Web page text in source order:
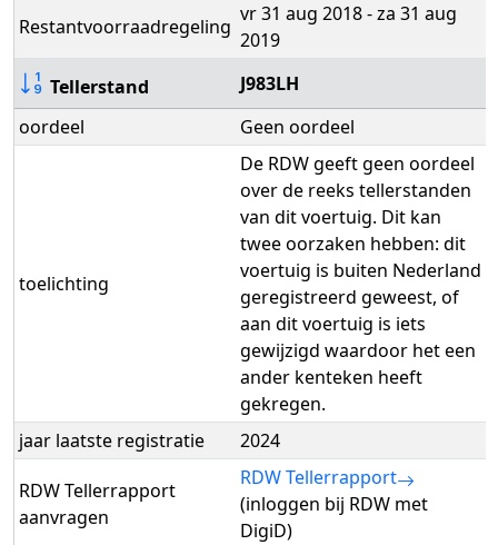
Restantvoorraadregeling
vr 31 aug 2018 - za 31 aug
2019
Tellerstand
J983LH
oordeel
Geen oordeel
toelichting
De RDW geeft geen oordeel
over de reeks tellerstanden
van dit voertuig. Dit kan
twee oorzaken hebben: dit
voertuig is buiten Nederland
geregistreerd geweest, of
aan dit voertuig is iets
gewijzigd waardoor het een
ander kenteken heeft
gekregen.
jaar laatste registratie
2024
RDW Tellerrapport
aanvragen
RDW Tellerrapport
(inloggen bij RDW met
DigiD)